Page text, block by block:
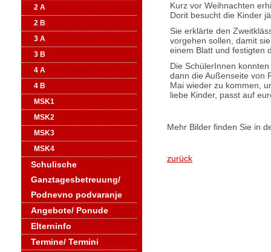
2 A
2 B
3 A
3 B
4 A
4 B
MSK1
MSK2
MSK3
MSK4
Schulische
Ganztagesbetreuung/
Podnevno podvaranje
Angebote/ Ponude
Elterninfo
Termine/ Termini
Kurz vor Weihnachten
Dorit besucht die Kinder
Sie erklärte den
vorgehen sollen, damit
einem Blatt und festigten
Die SchülerInnen
dann die Außenseite von
Mai wieder zu kommen,
liebe Kinder, passt auf
Mehr Bilder finden Sie in
zurück